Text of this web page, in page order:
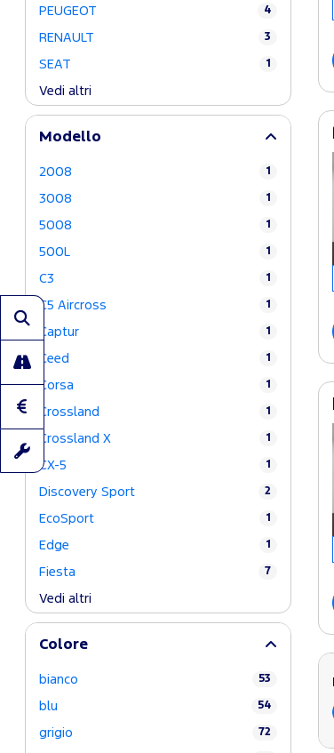
PEUGEOT 4
RENAULT 3
SEAT 1
Vedi altri
Modello
2008 1
3008 1
5008 1
500L 1
C3 1
C5 Aircross 1
Captur 1
Ceed 1
Corsa 1
Crossland 1
Crossland X 1
CX-5 1
Discovery Sport 2
EcoSport 1
Edge 1
Fiesta 7
Vedi altri
Colore
bianco 53
blu 54
grigio 72